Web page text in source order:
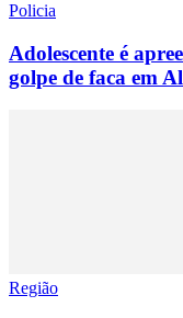
Policia
Adolescente é
golpe de faca em
Região